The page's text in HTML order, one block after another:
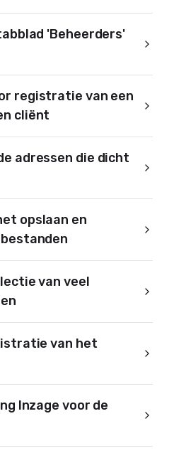
'Beheerders'
registratie van een
cliënt
adressen die dicht
opslaan en
van veel
van het
Inzage voor de